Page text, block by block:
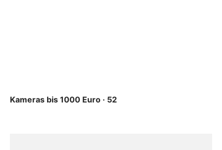
Kameras bis 1000 Euro · 52